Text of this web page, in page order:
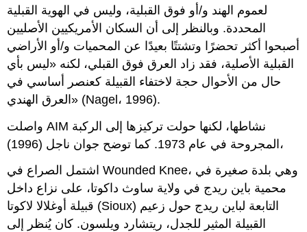
لعموم الهند و/أو فوق القبلية، وليس في الهوية القبلية
المحددة. وبالنظر إلى أن السكان الأمريكيين الأصليين
أصبحوا أكثر تحضرًا وتشتتًا بعيدًا عن المحميات و/أو الأراضي
القبلية الأصلية، فقد زاد العرق فوق القبلي، لكنه «ليس بأي
حال من الأحوال حجة لاختفاء القبيلة كعنصر أساسي في
العرق الهندي» (Nagel، 1996).
واصلت AIM نشاطها، لكنها حولت تركيزها إلى الركبة
المجروحة في عام 1973. كما توضح جوان ناجل (1996)،
اشتمل الصراع في Wounded Knee، وهي بلدة صغيرة في
محمية باين ريدج في ولاية ساوث داكوتا، على نزاع داخل
قبيلة أوغلالا لاكوتا (Sioux) التابعة لباين ريدج حول زعيم
القبيلة المثير للجدل، ريتشارد ويلسون. كان يُنظر إلى